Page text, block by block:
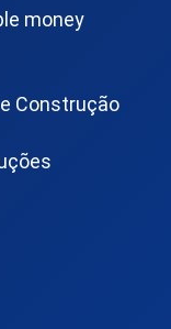
money
Construção